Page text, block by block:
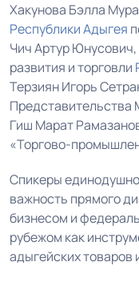
Хакунова Бэлла
Республики Адыгея
Чич Артур
развития и торговли
Терзиян Игорь
Представительства
Гиш Марат
«Торгово-
Спикеры
важность прямого
бизнесом и
рубежом как
адыгейских товаров